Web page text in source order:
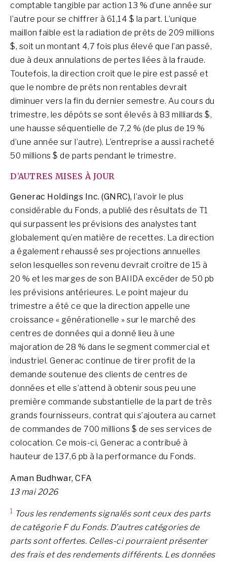
comptable tangible par action 13 % d’une année sur
l’autre pour se chiffrer à 61,14 $ la part. L’unique
maillon faible est la radiation de prêts de 209 millions
$, soit un montant 4,7 fois plus élevé que l’an passé,
due à deux annulations de pertes liées à la fraude.
Toutefois, la direction croit que le pire est passé et
que le nombre de prêts non rentables devrait
diminuer vers la fin du dernier semestre. Au cours du
trimestre, les dépôts se sont élevés à 83 milliards $,
une hausse séquentielle de 7,2 % (de plus de 19 %
d’une année sur l’autre). L’entreprise a aussi racheté
50 millions $ de parts pendant le trimestre.
D’AUTRES MISES À JOUR
Generac Holdings Inc. (GNRC), l’avoir le plus
considérable du Fonds, a publié des résultats de T1
qui surpassent les prévisions des analystes tant
globalement qu’en matière de recettes. La direction
a également rehaussé ses projections annuelles
selon lesquelles son revenu devrait croître de 15 à
20 % et les marges de son BAIIDA excéder de 50 pb
les prévisions antérieures. Le point majeur du
trimestre a été ce que la direction appelle une
croissance « générationelle » sur le marché des
centres de données qui a donné lieu à une
majoration de 28 % dans le segment commercial et
industriel. Generac continue de tirer profit de la
demande soutenue des clients de centres de
données et elle s’attend à obtenir sous peu une
première commande substantielle de la part de très
grands fournisseurs, contrat qui s’ajoutera au carnet
de commandes de 700 millions $ de ses services de
colocation. Ce mois-ci, Generac a contribué à
hauteur de 137,6 pb à la performance du Fonds.
Aman Budhwar, CFA
13 mai 2026
1 Tous les rendements signalés sont ceux des parts
de catégorie F du Fonds. D’autres catégories de
parts sont offertes. Celles-ci pourraient présenter
des frais et des rendements différents. Les données